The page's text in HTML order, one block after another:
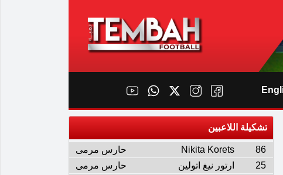
تشكيلة اللاعبين
86
Nikita Korets
حارس مرمى
25
ارتور نيغ اتولين
حارس مرمى